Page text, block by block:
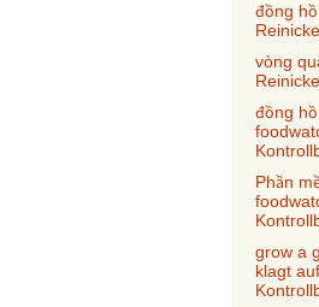
đồng
vòng
đồng
Phần
grow a
klagt